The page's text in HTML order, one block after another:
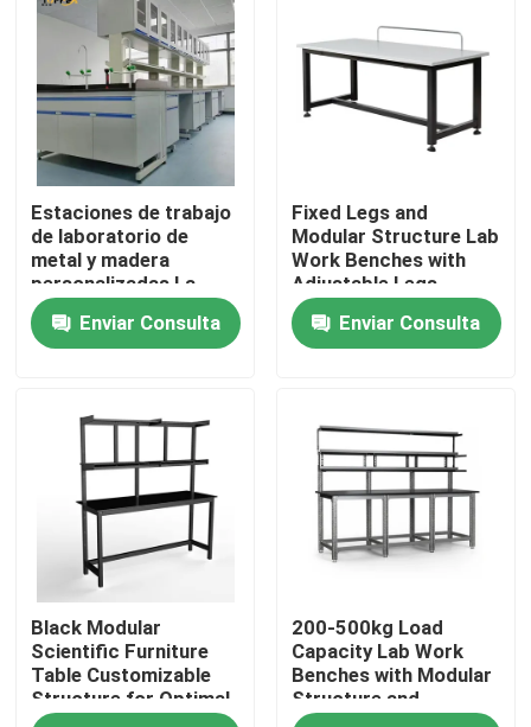
Inicio
Productos
VR Show
Visita a la fábrica
Control de Calidad
Contacto
Solicitar una cotización
Estaciones de trabajo
de laboratorio de
metal y madera
personalizadas La
solución perfecta
para sus necesidades
de espacio de trabajo
Enviar Consulta
Fixed Legs and
Modular Structure Lab
Work Benches with
Adjustable Legs
Enviar Consulta
Black Modular
Scientific Furniture
Table Customizable
Structure for Optimal
200-500kg Load
Capacity Lab Work
Benches with Modular
Structure and